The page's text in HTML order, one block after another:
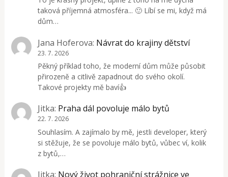
taková příjemná atmosféra... 🙂 Líbí se mi, když má
dům…
Jana Hoferova: Návrat do krajiny dětství
23. 7. 2026
Pěkný příklad toho, že moderní dům může působit
přirozeně a citlivě zapadnout do svého okolí.
Takové projekty mě baví👍
Jitka: Praha dál povoluje málo bytů
22. 7. 2026
Souhlasím. A zajímalo by mě, jestli developer, který
si stěžuje, že se povoluje málo bytů, vůbec ví, kolik
z bytů,…
Jitka: Nový život pohraniční strážnice ve